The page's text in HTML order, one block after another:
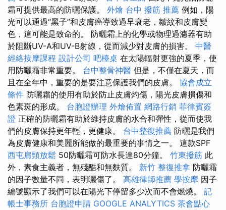
霜可提供最高的防曬保護。 外燴 台中 撥筋 推薦 例如，陽
光可以通過“黑子”和皮膚癌導致過早衰老，皺紋和皮膚變
色，這可能是致命的。 防曬霜上的化學或物理過濾器有助
於阻斷​​UV-A和UV-B射線，從而減少對皮膚的損害。 中醫
經絡按摩課程 設計公司 吧檯桌 在太陽輻射更強的夏季，使
用防曬霜非常重要。 台中整骨神醫 但是，不僅在夏天，而
且在全年中，重要的是要注意保護我們的皮膚。 協會成立
條件 防曬霜的使用有助於防止皮膚灼傷，陽光皮膚損傷和
色素斑的形成。 台胞證辦理 外燴佈置 網路行銷 菲律賓簽
證 正確的防曬霜有助於維持皮膚的水合和彈性，從而使我
們的皮膚保持更年輕，更健康。 台中整復推薦 防曬是我們
為皮膚健康和美麗所能做的最重要的事情之一。 這款SPF
西屯肩頸放鬆 50防曬霜可防水長達80分鐘。 竹東撥筋 此
外，素食主義者，無殘酷和無麩質。 新竹 整復推拿 防曬霜
的因子數量不同，表明曬傷了。 高雄律師推薦 學按摩 因子
編號顯示了我們可以在陽光下停留多少次而不會燃燒。 記
帳士事務所 台胞證申請 GOOGLE ANALYTICS 茶會點心